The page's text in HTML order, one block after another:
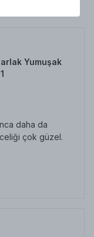
Yumuşak
daha da
çok güzel.